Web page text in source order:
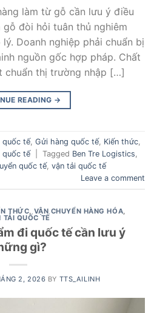
làm từ gỗ cần lưu ý điều
gỗ đòi hỏi tuân thủ nghiêm
Doanh nghiệp phải chuẩn bị
nguồn gốc hợp pháp. Chất
chuẩn thị trường nhập […]
READING →
quốc tế, Gửi hàng quốc tế, Kiến thức
quốc tế Tagged Ben Tre Logistics
quốc tế, vận tải quốc tế
Leave a comment
THỨC, VẬN CHUYỂN HÀNG HÓA,
TẢI QUỐC TẾ
đi quốc tế cần lưu ý
gì?
2, 2026 BY TTS_AILINH